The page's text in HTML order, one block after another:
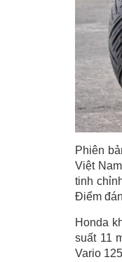
Phiên
Việt
tinh
Điểm
Honda
suất 11
Vario